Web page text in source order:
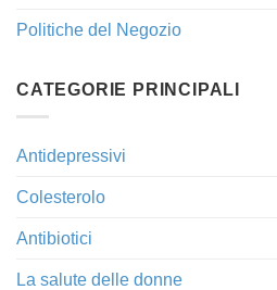
Politiche del Negozio
CATEGORIE PRINCIPALI
Antidepressivi
Colesterolo
Antibiotici
La salute delle donne